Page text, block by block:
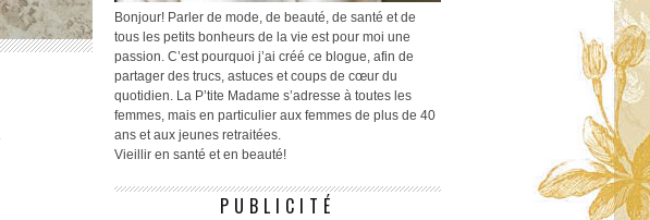
Bonjour! Parler de mode, de beauté, de santé et de
tous les petits bonheurs de la vie est pour moi une
passion. C’est pourquoi j’ai créé ce blogue, afin de
partager des trucs, astuces et coups de cœur du
quotidien. La P’tite Madame s’adresse à toutes les
femmes, mais en particulier aux femmes de plus de 40
ans et aux jeunes retraitées.
Vieillir en santé et en beauté!
PUBLICITÉ